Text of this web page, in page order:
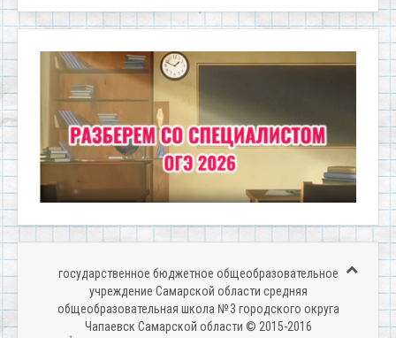
государственное бюджетное общеобразовательное
учреждение Самарской области средняя
общеобразовательная школа № 3 городского округа
Чапаевск Самарской области © 2015-2016